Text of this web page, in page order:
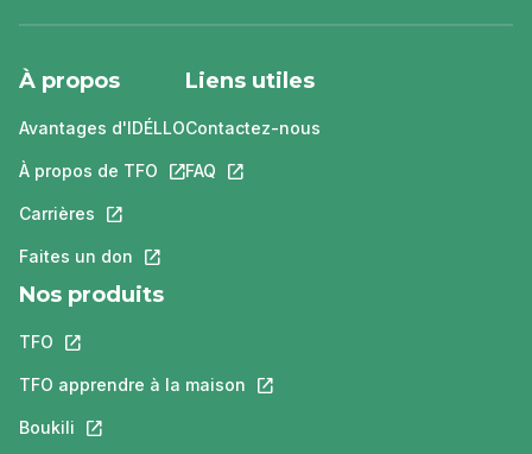
À propos
Avantages d'IDÉLLO
À propos de TFO Ce lien s'ouvrira dans un nouvel onglet.
Carrières Ce lien s'ouvrira dans un nouvel onglet.
Faites un don Ce lien s'ouvrira dans un nouvel onglet.
Liens utiles
Contactez-nous
FAQ Ce lien s'ouvrira dans un nouvel
Nos produits
TFO Ce lien s'ouvrira dans un nouvel onglet.
TFO apprendre à la maison Ce lien s'ouvrira dans un nouvel
Boukili Ce lien s'ouvrira dans un nouvel onglet.